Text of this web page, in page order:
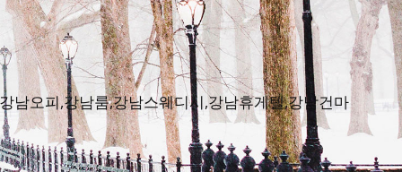
남오피,강남룸,강남스웨디시,강남휴게텔,강남건마